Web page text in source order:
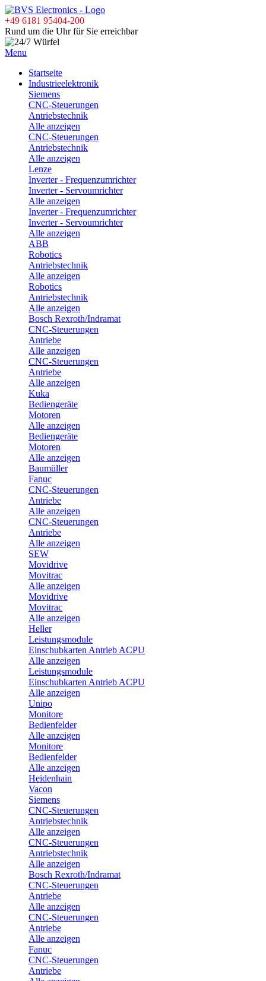
+49 6181 95404-200
Rund um die Uhr für Sie erreichbar
Menu
Startseite
Industrieelektronik
Siemens
CNC-Steuerungen
Antriebstechnik
Alle anzeigen
CNC-Steuerungen
Antriebstechnik
Alle anzeigen
Lenze
Inverter - Frequenzumrichter
Inverter - Servoumrichter
Alle anzeigen
Inverter - Frequenzumrichter
Inverter - Servoumrichter
Alle anzeigen
ABB
Robotics
Antriebstechnik
Alle anzeigen
Robotics
Antriebstechnik
Alle anzeigen
Bosch Rexroth/Indramat
CNC-Steuerungen
Antriebe
Alle anzeigen
CNC-Steuerungen
Antriebe
Alle anzeigen
Kuka
Bediengeräte
Motoren
Alle anzeigen
Bediengeräte
Motoren
Alle anzeigen
Baumüller
Fanuc
CNC-Steuerungen
Antriebe
Alle anzeigen
CNC-Steuerungen
Antriebe
Alle anzeigen
SEW
Movidrive
Movitrac
Alle anzeigen
Movidrive
Movitrac
Alle anzeigen
Heller
Leistungsmodule
Einschubkarten Antrieb ACPU
Alle anzeigen
Leistungsmodule
Einschubkarten Antrieb ACPU
Alle anzeigen
Unipo
Monitore
Bedienfelder
Alle anzeigen
Monitore
Bedienfelder
Alle anzeigen
Heidenhain
Vacon
Siemens
CNC-Steuerungen
Antriebstechnik
Alle anzeigen
CNC-Steuerungen
Antriebstechnik
Alle anzeigen
Bosch Rexroth/Indramat
CNC-Steuerungen
Antriebe
Alle anzeigen
CNC-Steuerungen
Antriebe
Alle anzeigen
Fanuc
CNC-Steuerungen
Antriebe